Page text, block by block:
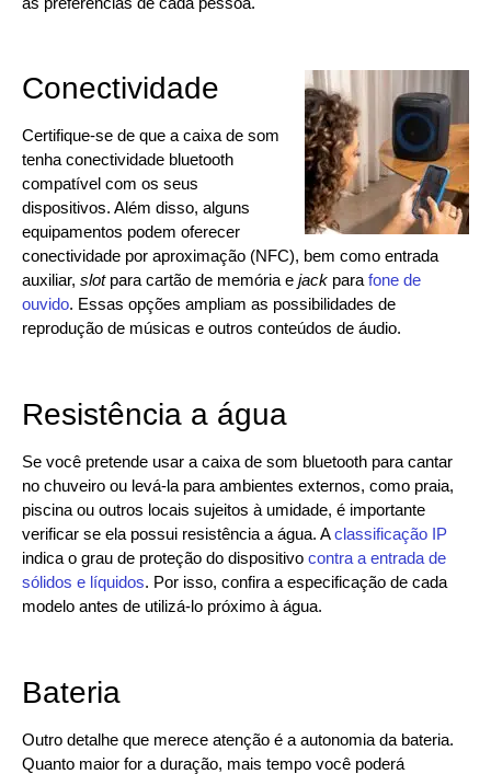
Conectividade
Certifique-se de que a caixa de som
tenha conectividade bluetooth
compatível com os seus
dispositivos. Além disso, alguns
equipamentos podem oferecer
conectividade por aproximação (NFC), bem como entrada
auxiliar, slotpara cartão de memória e jack parafone de
ouvido. Essas opções ampliam as possibilidades de
reprodução de músicas e outros conteúdos de áudio.
Resistência a água
Se você pretende usar a caixa de som bluetooth para cantar
no chuveiro ou levá-la para ambientes externos, como praia,
piscina ou outros locais sujeitos à umidade, é importante
verificar se ela possui resistência a água. Aclassificação IP
indica o grau de proteção do dispositivo contra a entrada de
sólidos e líquidos. Por isso, confira a especificação de cada
modelo antes de utilizá-lo próximo à água.
Bateria
Outro detalhe que merece atenção é a autonomia da bateria.
Quanto maior for a duração, mais tempo você poderá